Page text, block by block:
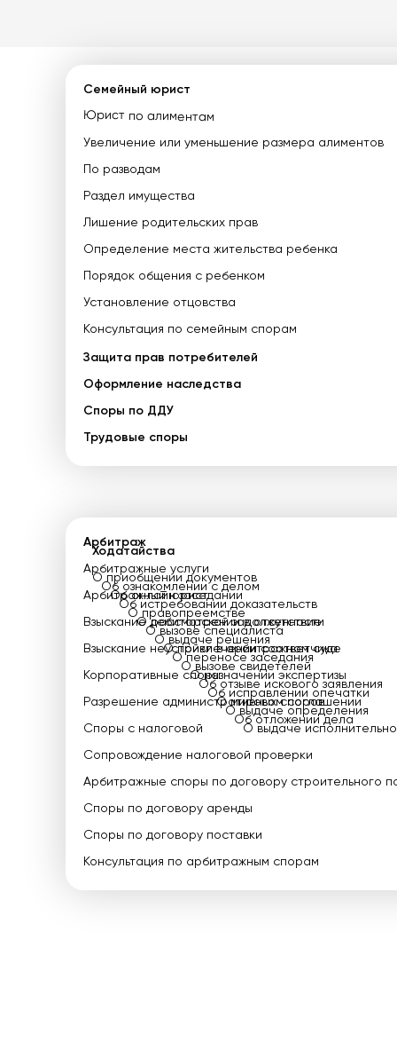
Юрист по алиментам
Увеличение или уменьшение размера алиментов
По разводам
Раздел имущества
Лишение родительских прав
Определение места жительства ребенка
Порядок общения с ребенком
Установление отцовства
Консультация по семейным спорам
Семейный юрист
Защита прав потребителей
Оформление наследства
Споры по ДДУ
Трудовые споры
Арбитражные услуги
О приобщении документов
Об ознакомлении с делом
Об онлайн заседании
Об истребовании доказательств
О правопреемстве
О рассмотрении в отсутствие
О вызове специалиста
О выдаче решения
О привлечении соответчика
О переносе заседания
О вызове свидетелей
О назначении экспертизы
Об отзыве искового заявления
Об исправлении опечатки
О мировом соглашении
О выдаче определения
Об отложении дела
О выдаче
Арбитражный юрист
Взыскание дебиторской задолженности
Взыскание неустойки в арбитражном суде
Корпоративные споры
Разрешение административных споров
Споры с налоговой
Сопровождение налоговой проверки
Арбитражные споры по договору строительного
Арбитраж
Ходатайства
Споры по договору аренды
Споры по договору поставки
Консультация по арбитражным спорам